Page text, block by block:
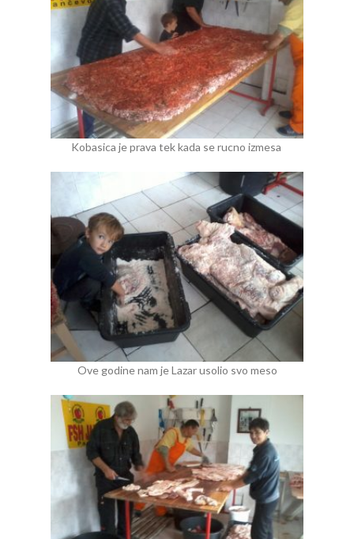
Kobasica je prava tek kada se rucno izmesa
Ove godine nam je Lazar usolio svo meso